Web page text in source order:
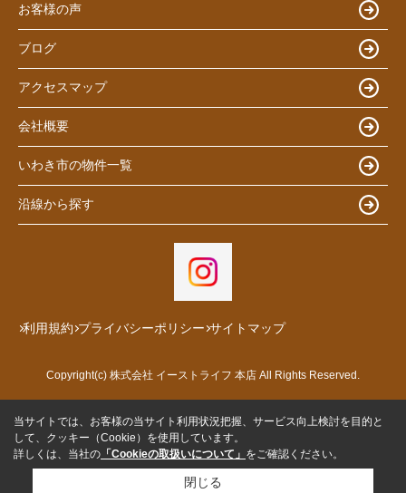
お客様の声
ブログ
アクセスマップ
会社概要
いわき市の物件一覧
沿線から探す
利用規約 プライバシーポリシー サイトマップ
Copyright(c) 株式会社 イーストライフ 本店 All Rights Reserved.
当サイトでは、お客様の当サイト利用状況把握、サービス向上検討を目的と
して、クッキー（Cookie）を使用しています。
詳しくは、当社の 「Cookieの取扱いについて」 をご確認ください。
閉じる